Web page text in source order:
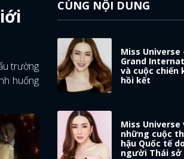
trường
huống
CÙNG NỘI DUNG
Miss Universe
Grand
và cuộc chiến
hồi kết
Miss Universe
những cuộc
hậu Quốc tế do
người Thái sở